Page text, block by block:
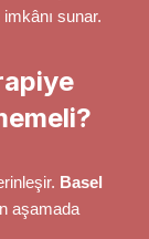
sunar.
Basel
aşamada